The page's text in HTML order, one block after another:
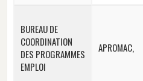
BUREAU DE
COORDINATION
DES PROGRAMMES
EMPLOI
APROMAC,